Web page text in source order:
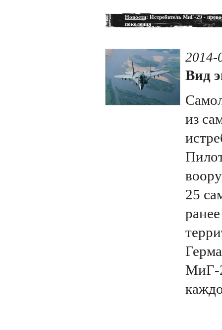
Новости: Истребитель МиГ-29 -
поколения
2014-
Вид
из
25
МиГ-